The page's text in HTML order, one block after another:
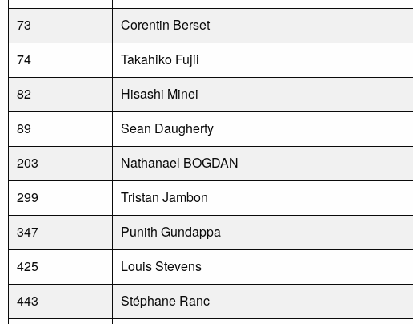
73
Corentin Berset
74
Takahiko Fujii
82
Hisashi Minei
89
Sean Daugherty
203
Nathanael BOGDAN
299
Tristan Jambon
347
Punith Gundappa
425
Louis Stevens
443
Stéphane Ranc